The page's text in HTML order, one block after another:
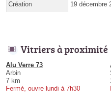
Création 19 décembre
Vitriers à proximité
Alu Verre 73
Arbin
7 km
Fermé, ouvre lundi à 7h30